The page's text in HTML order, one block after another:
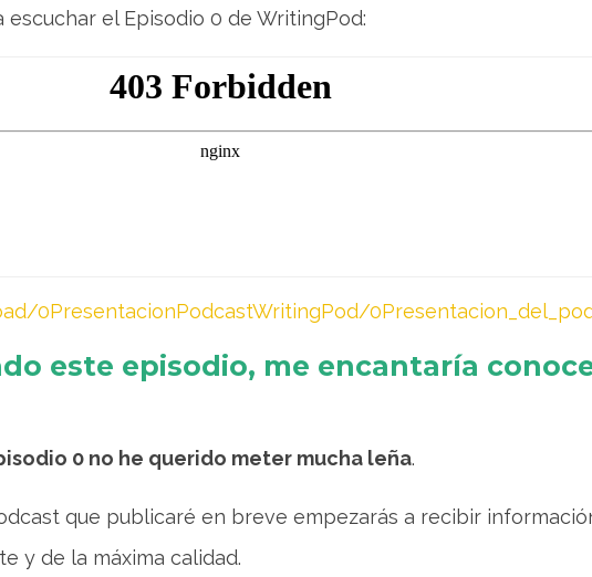
el Episodio 0 de WritingPod:
0PresentacionPodcastWritingPod/
este episodio, me encantaría
0 no he querido meter mucha leña.
que publicaré en breve empezarás a recibir
y de la máxima calidad.